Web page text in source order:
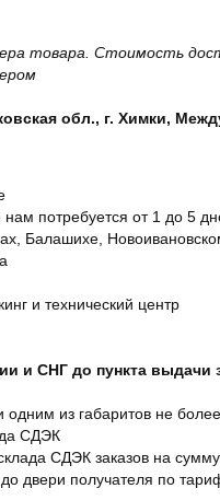
товара. Стоимость
обл., г. Химки,
потребуется от 1 до 5
Балашихе,
и технический центр
и СНГ до пункта выдачи
одним из габаритов не
СДЭК
СДЭК заказов на
двери получателя по